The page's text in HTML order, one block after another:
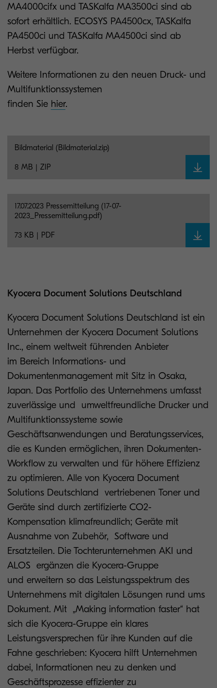
MA4000cifx und TASKalfa MA3500ci sind ab
sofort erhältlich. ECOSYS PA4500cx, TASKalfa
PA4500ci und TASKalfa MA4500ci sind ab
Herbst verfügbar.
Weitere Informationen zu den neuen Druck- und
Multifunktionssystemen
finden Sie hier.
Bildmaterial (Bildmaterial.zip)
8 MB | ZIP
17.07.2023 Pressemitteilung (17-07-
2023_Pressemitteilung.pdf)
73 KB | PDF
Kyocera Document Solutions Deutschland
Kyocera Document Solutions Deutschland ist ein
Unternehmen der Kyocera Document Solutions
Inc., einem weltweit führenden Anbieter
im Bereich Informations- und
Dokumentenmanagement mit Sitz in Osaka,
Japan. Das Portfolio des Unternehmens umfasst
zuverlässige und umweltfreundliche Drucker und
Multifunktionssysteme sowie
Geschäftsanwendungen und Beratungsservices,
die es Kunden ermöglichen, ihren Dokumenten-
Workflow zu verwalten und für höhere Effizienz
zu optimieren. Alle von Kyocera Document
Solutions Deutschland vertriebenen Toner und
Geräte sind durch zertifizierte CO2-
Kompensation klimafreundlich; Geräte mit
Ausnahme von Zubehör, Software und
Ersatzteilen. Die Tochterunternehmen AKI und
ALOS ergänzen die Kyocera-Gruppe
und erweitern so das Leistungsspektrum des
Unternehmens mit digitalen Lösungen rund ums
Dokument. Mit „Making information faster“ hat
sich die Kyocera-Gruppe ein klares
Leistungsversprechen für ihre Kunden auf die
Fahne geschrieben: Kyocera hilft Unternehmen
dabei, Informationen neu zu denken und
Geschäftsprozesse effizienter zu